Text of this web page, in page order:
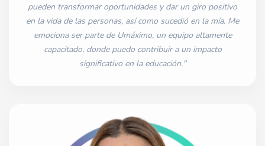
pueden transformar oportunidades y dar un giro positivo
en la vida de las personas, así como sucedió en la mía. Me
emociona ser parte de Umáximo, un equipo altamente
capacitado, donde puedo contribuir a un impacto
significativo en la educación."